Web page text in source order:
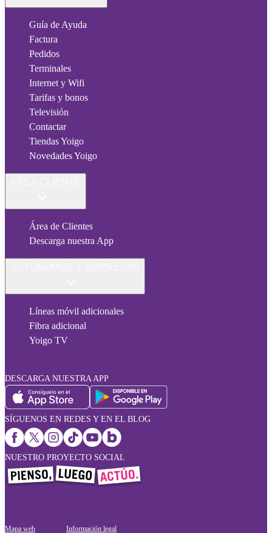
Guía de Ayuda
Factura
Pedidos
Terminales
Internet y Wifi
Tarifas y bonos
Televisión
Contactar
Tiendas Yoigo
Novedades Yoigo
Área de Clientes
Descarga nuestra App
Líneas móvil adicionales
Fibra adicional
Yoigo TV
DESCARGA NUESTRA APP
SÍGUENOS EN REDES Y EN EL BLOG
NUESTRO PROYECTO SOCIAL
Mapa web Información legal